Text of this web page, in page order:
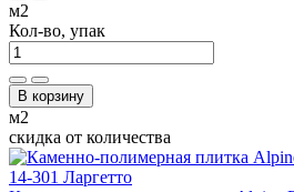
м2
Кол-во, упак
В корзину
м2
скидка от количества